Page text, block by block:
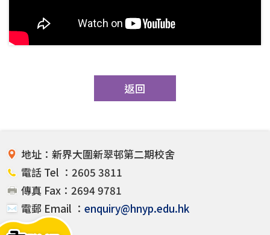
返回
地址：新界大圍新翠邨第二期校舍
電話 Tel ：2605 3811
傳真 Fax：2694 9781
電郵 Email ： enquiry@hnyp.edu.hk